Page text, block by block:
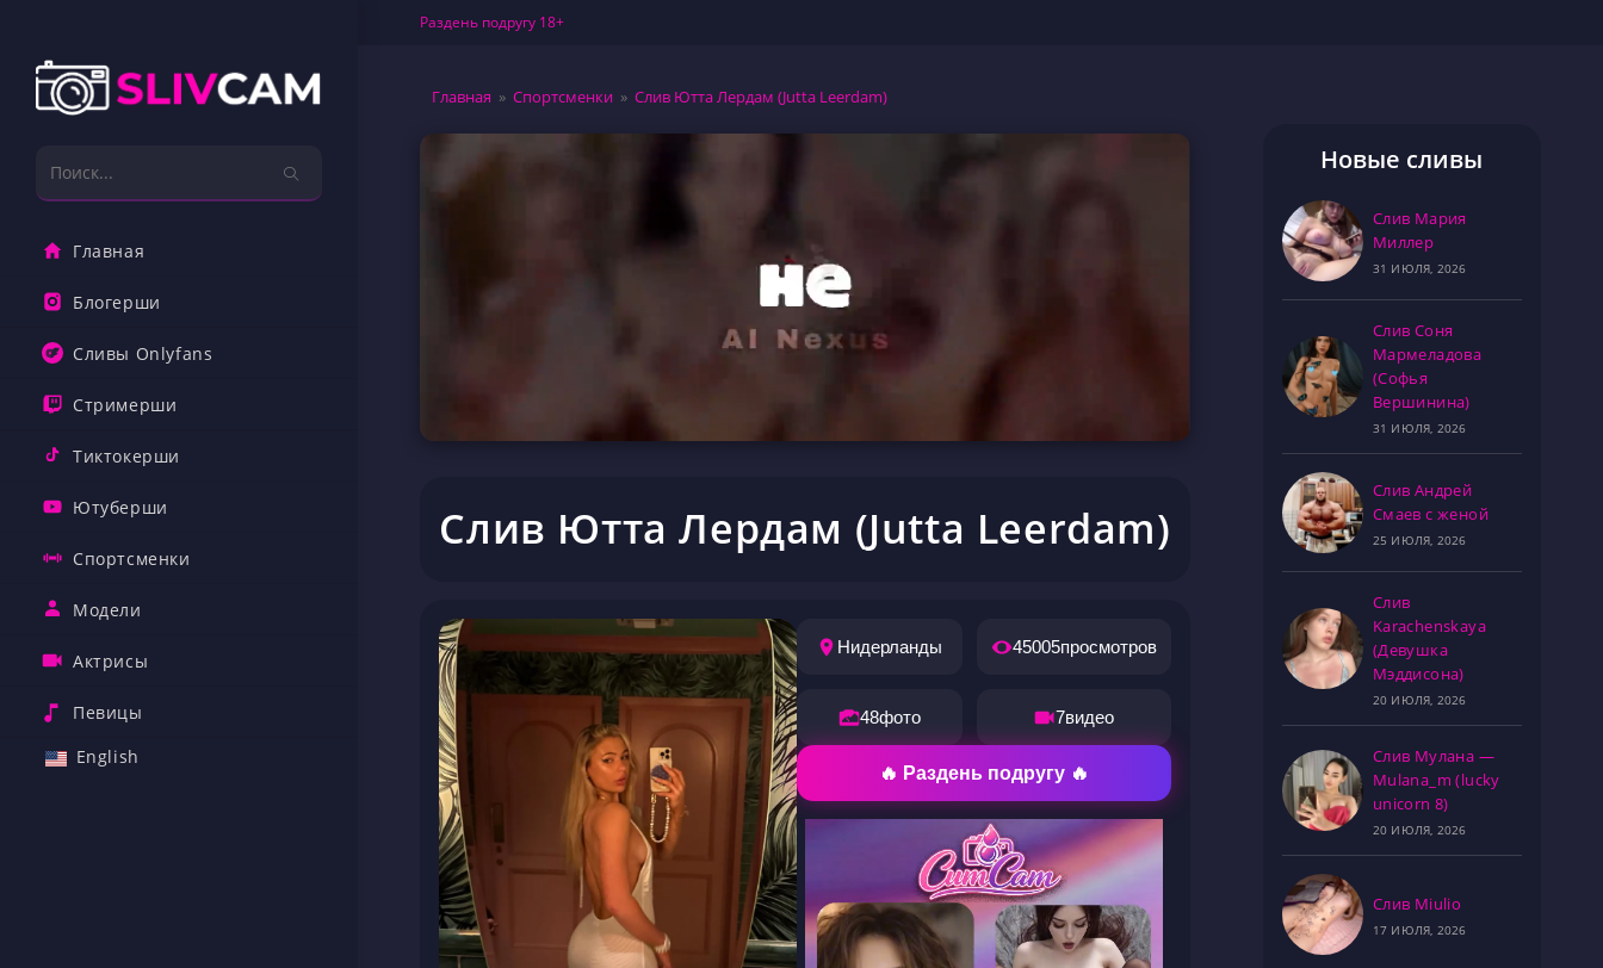
ПерейтиРаздень подругу 18+
Главная
Блогерши
Сливы Onlyfans
Стримерши
Тиктокерши
Ютуберши
Спортсменки
Модели
Актрисы
Певицы
English
сайте
Главная » Спортсменки » Слив Ютта Лердам (Jutta Leerdam)
Слив Ютта Лердам (Jutta Leerdam)
Нидерланды 45005просмотров
48фото 7видео
🔥 Раздень подругу 🔥
Новые сливы
Слив Мария
Миллер
31 ИЮЛЯ, 2026
Слив Соня
Мармеладова
(Софья
Вершинина)
31 ИЮЛЯ, 2026
Слив Андрей
Смаев с женой
25 ИЮЛЯ, 2026
Слив
Karachenskaya
(Девушка
Мэддисона)
20 ИЮЛЯ, 2026
Слив Мулана —
Mulana_m (lucky
unicorn 8)
20 ИЮЛЯ, 2026
Слив Miulio
17 ИЮЛЯ, 2026